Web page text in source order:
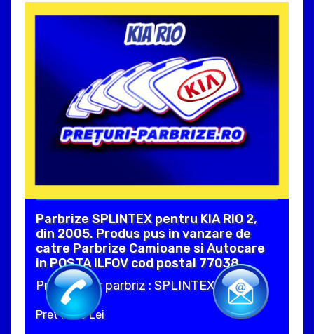
Parbrize SPLINTEX pentru KIA RIO 2,
din 2005. Produs pus in vanzare de
catre Parbrize Camioane si Autocare
in POSTA ILFOV cod postal 77038 .
Producator parbriz : SPLINTEX
Pret : 370 Lei